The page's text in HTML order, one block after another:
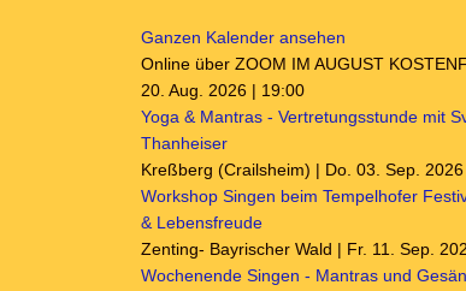
Ganzen Kalender ansehen
Online über ZOOM IM AUGUST
20. Aug. 2026 | 19:00
Yoga & Mantras - Vertretungsstunde mit
Thanheiser
Kreßberg (Crailsheim) | Do. 03. Sep.
Workshop Singen beim Tempelhofer
& Lebensfreude
Zenting- Bayrischer Wald | Fr. 11. Sep.
Wochenende Singen - Mantras und